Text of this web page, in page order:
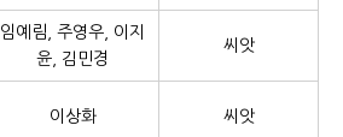
임예림, 주영우, 이지
윤, 김민경
씨앗
이상화 씨앗